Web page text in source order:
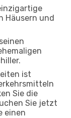
Häusern und
ist
Sie die
Sie jetzt
einen